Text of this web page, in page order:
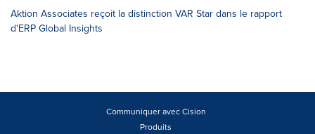
Aktion Associates reçoit la distinction VAR Star dans le rapport
d'ERP Global Insights
Communiquer avec Cision
Produits